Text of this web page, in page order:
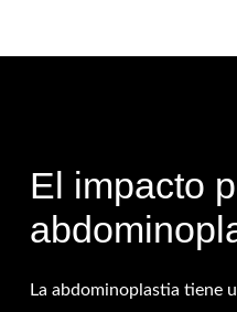
El impacto
La abdominoplastia tiene